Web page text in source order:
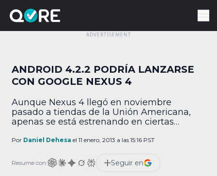
ANDROID 4.2.2 PODRÍA LANZARSE
CON GOOGLE NEXUS 4
Aunque Nexus 4 llegó en noviembre
pasado a tiendas de la Unión Americana,
apenas se está estrenando en ciertas
lo interesante es que en esos países, el
reciente versión de Android, Jelly Bean 4.2.2.
Curiosamente, Google no ha dado anuncios
Por Daniel Dehesa el 11 enero, 2013 a las 15:16 PST
Resume con: Seguir en